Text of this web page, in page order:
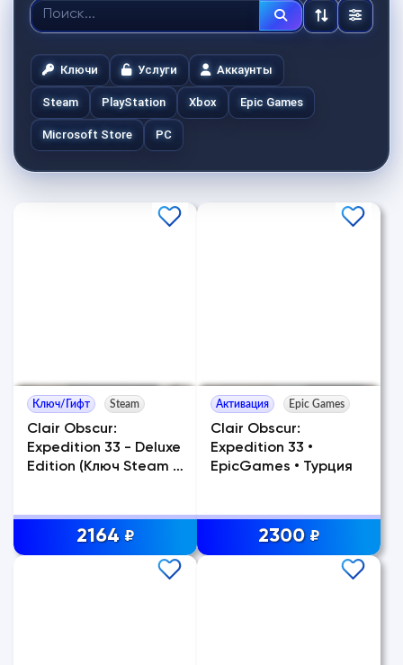
Ключи Услуги Аккаунты
Steam PlayStation Xbox Epic Games
Microsoft Store PC
Ключ/Гифт Steam
Clair Obscur:
Expedition 33 - Deluxe
Edition (Ключ Steam |
2164 ₽
Активация Epic Games
Clair Obscur:
Expedition 33 •
EpicGames • Турция
2300 ₽